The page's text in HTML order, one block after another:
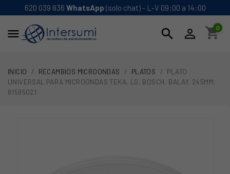
620 039 836 WhatsApp (solo chat) - L-V 09:00 a 14:00
 search  shopping_cart
0
INICIO RECAMBIOS MICROONDAS PLATOS
PLATO
UNIVERSAL PARA MICROONDAS TEKA, LG, BOSCH, BALAY. 245MM.
81595021